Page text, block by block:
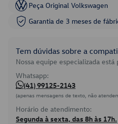
Peça Original Volkswagen
Garantia de 3 meses de
Tem dúvidas sobre a
Nossa equipe especializada
Whatsapp:
(41) 99125-2143
(apenas mensagens de texto, não
Horário de atendimento:
Segunda à sexta, das 8h às 17h.